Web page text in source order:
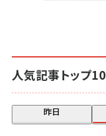
人気記事トップ10
昨日